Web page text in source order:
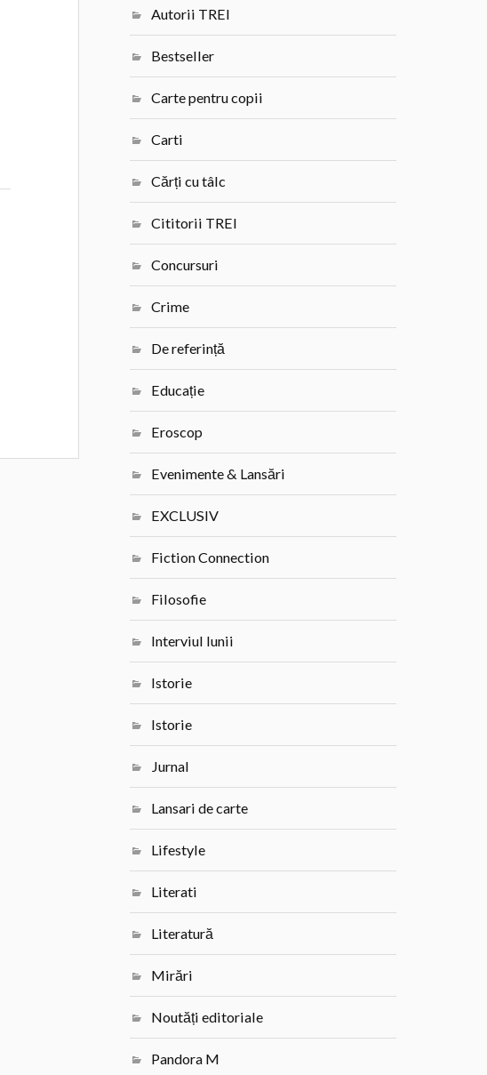
Autorii TREI
Bestseller
Carte pentru copii
Carti
Cărți cu tâlc
Cititorii TREI
Concursuri
Crime
De referință
Educație
Eroscop
Evenimente & Lansări
EXCLUSIV
Fiction Connection
Filosofie
Interviul lunii
Istorie
Istorie
Jurnal
Lansari de carte
Lifestyle
Literati
Literatură
Mirări
Noutăți editoriale
Pandora M